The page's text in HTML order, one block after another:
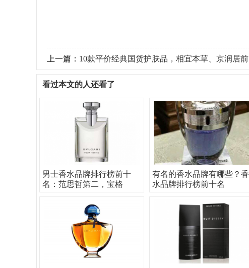
上一篇： 10款平价经典国货护肤品，相宜本草、京润居前两位
看过本文的人还看了
男士香水品牌排行榜前十
名：范思哲第二，宝格
有名的香水品牌有哪些？香
水品牌排行榜前十名